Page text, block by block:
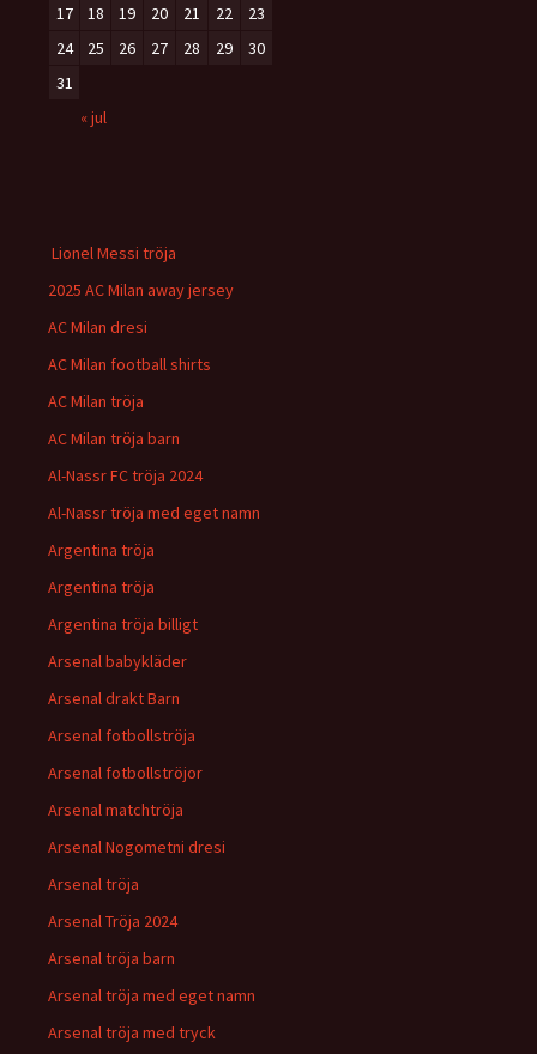
17
18 19 20 21 22
23
24
25 26 27 28 29
30
31
« jul
Lionel Messi tröja
2025 AC Milan away jersey
AC Milan dresi
AC Milan football shirts
AC Milan tröja
AC Milan tröja barn
Al-Nassr FC tröja 2024
Al-Nassr tröja med eget namn
Argentina tröja
Argentina tröja
Argentina tröja billigt
Arsenal babykläder
Arsenal drakt Barn
Arsenal fotbollströja
Arsenal fotbollströjor
Arsenal matchtröja
Arsenal Nogometni dresi
Arsenal tröja
Arsenal Tröja 2024
Arsenal tröja barn
Arsenal tröja med eget namn
Arsenal tröja med tryck